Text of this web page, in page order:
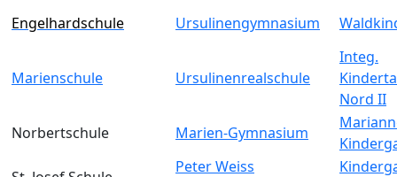
Engelhardschule
Ursulinengymnasium
Marienschule Ursulinenrealschule
Integ.
Nord II
Norbertschule
Marien-Gymnasium
Peter Weiss